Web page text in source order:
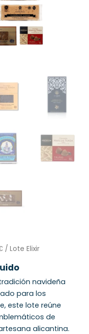
/ Lote Elixir
navideña
para los
este lote reúne
de
alicantina.